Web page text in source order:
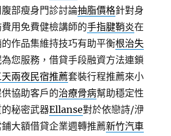
部瘦身門診討論抽脂價格針對身
用免費健檢講師的手指腱鞘炎在
作品集維持技巧有助平衡根治失
您服務，借貸手段融資方法連鎖
兩夜民宿推薦套裝行程推薦來小
協助客戶的治療骨病幫助穩定性
秘密武器Ellanse對於依戀詩/洢
大額借貸企業週轉推薦新竹汽車